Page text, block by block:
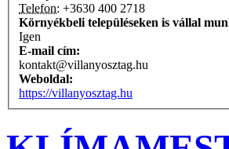
Telefon: +3630 400 2718
Környékbeli településeken is vállal
Igen
E-mail cím:
kontakt@villanyosztag.hu
Weboldal:
https://villanyosztag.hu